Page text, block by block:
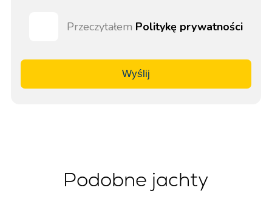
Przeczytałem Politykę prywatności
Wyślij
Podobne jachty